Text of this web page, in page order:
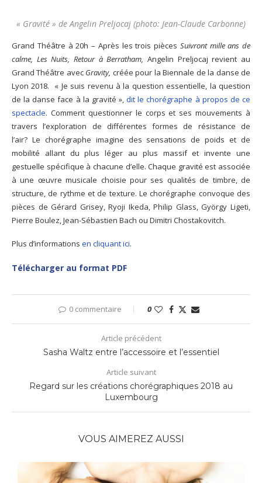
« Gravité » de Angelin Preljocaj (photo: Jean-Claude Carbonne)
Grand Théâtre à 20h – Après les trois pièces Suivront mille ans de
calme, Les Nuits, Retour à Berratham, Angelin Preljocaj revient au
Grand Théâtre avecGravity, créée pour la Biennale de la danse de
Lyon 2018. « Je suis revenu à la question essentielle, la question
de la danse face à la gravité »,dit le chorégraphe à propos de ce
spectacle. Comment questionner le corps et ses mouvements à
travers l’exploration de différentes formes de résistance de
l’air? Le chorégraphe imagine des sensations de poids et de
mobilité allant du plus léger au plus massif et invente une
gestuelle spécifique à chacune d’elle. Chaque gravité est associée
à une œuvre musicale choisie pour ses qualités de timbre, de
structure, de rythme et de texture. Le chorégraphe convoque des
pièces de Gérard Grisey, Ryoji Ikeda, Philip Glass, György Ligeti,
Pierre Boulez, Jean-Sébastien Bach ou Dimitri Chostakovitch.
Plus d’informations en cliquant ici.
Télécharger au format PDF
0 commentaire 0
Article précédent
Sasha Waltz entre l’accessoire et l’essentiel
Article suivant
Regard sur les créations chorégraphiques 2018 au
Luxembourg
VOUS AIMEREZ AUSSI